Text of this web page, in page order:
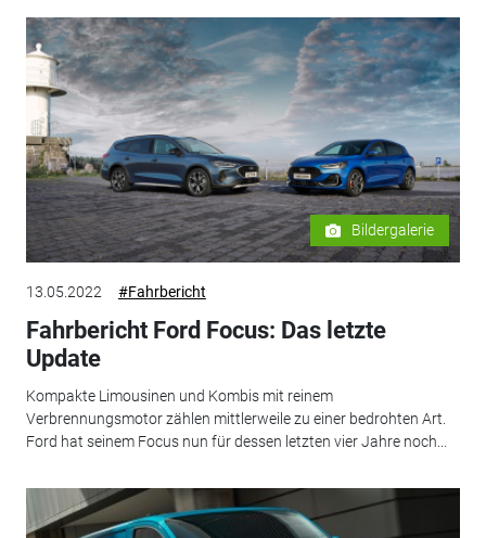
Bildergalerie
13.05.2022 #Fahrbericht
Fahrbericht Ford Focus: Das letzte
Update
Kompakte Limousinen und Kombis mit reinem
Verbrennungsmotor zählen mittlerweile zu einer bedrohten Art.
Ford hat seinem Focus nun für dessen letzten vier Jahre noch...